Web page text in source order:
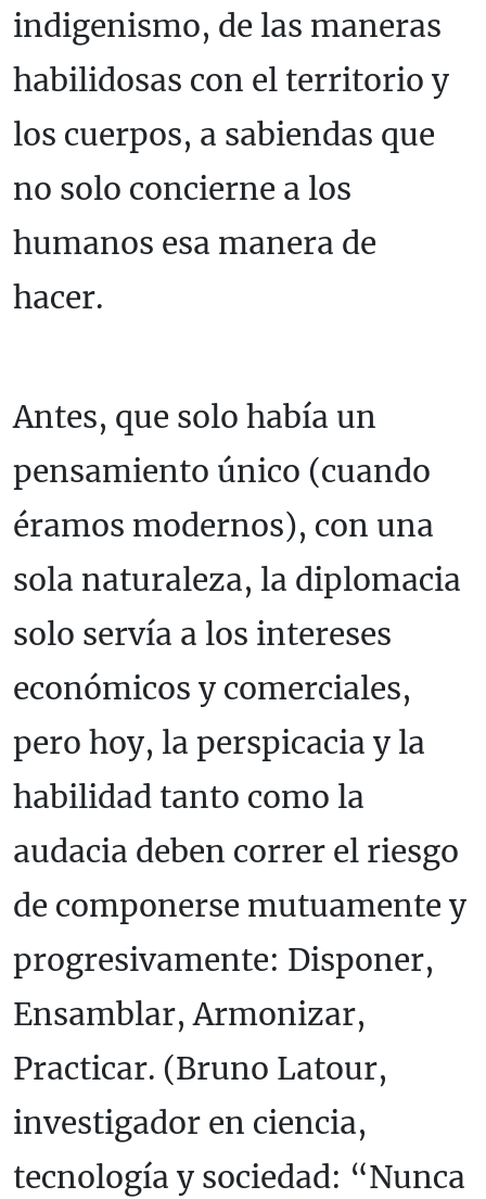
indigenismo, de las maneras
habilidosas con el territorio y
los cuerpos, a sabiendas que
no solo concierne a los
humanos esa manera de
hacer.
Antes, que solo había un
pensamiento único (cuando
éramos modernos), con una
sola naturaleza, la diplomacia
solo servía a los intereses
económicos y comerciales,
pero hoy, la perspicacia y la
habilidad tanto como la
audacia deben correr el riesgo
de componerse mutuamente y
progresivamente: Disponer,
Ensamblar, Armonizar,
Practicar. (Bruno Latour,
investigador en ciencia,
tecnología y sociedad: “Nunca